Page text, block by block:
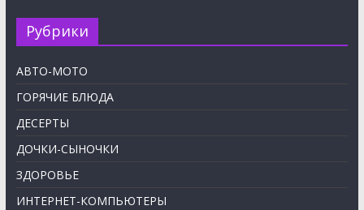
Рубрики
АВТО-МОТО
ГОРЯЧИЕ БЛЮДА
ДЕСЕРТЫ
ДОЧКИ-СЫНОЧКИ
ЗДОРОВЬЕ
ИНТЕРНЕТ-КОМПЬЮТЕРЫ